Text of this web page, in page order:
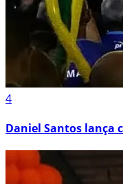
4
Daniel Santos lança